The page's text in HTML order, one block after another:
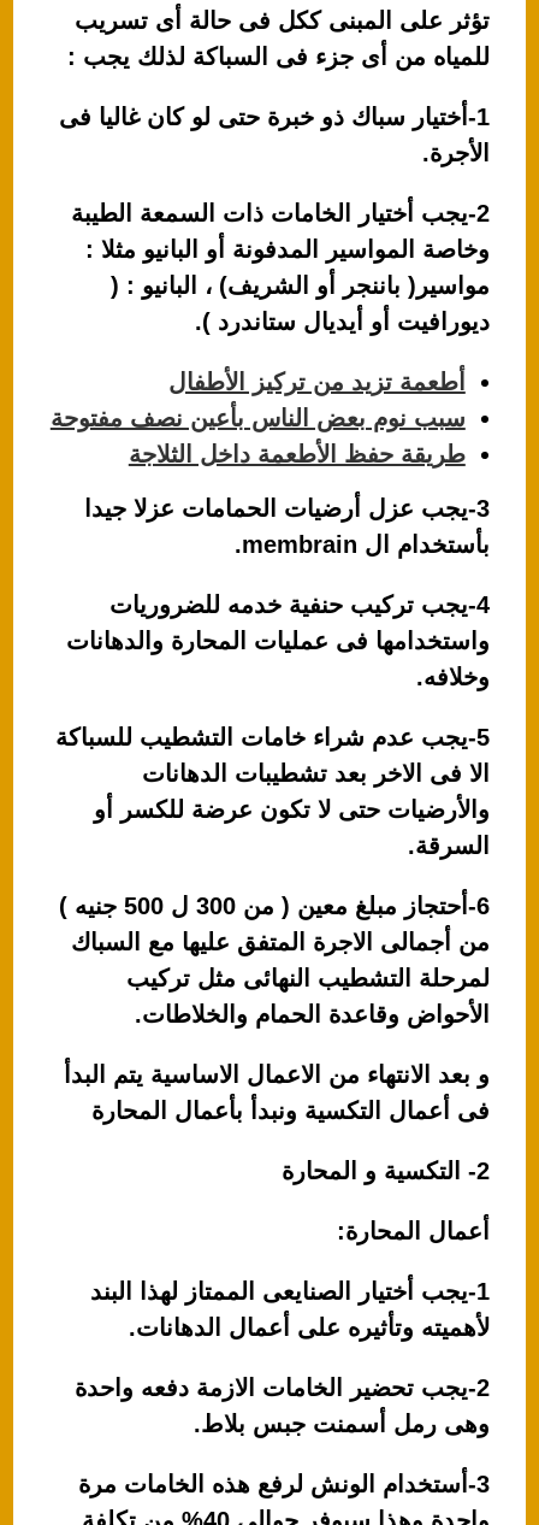
تؤثر على المبنى ككل فى حالة أى تسريب
للمياه من أى جزء فى السباكة لذلك يجب :
1-أختيار سباك ذو خبرة حتى لو كان غاليا فى
الأجرة.
2-يجب أختيار الخامات ذات السمعة الطيبة
وخاصة المواسير المدفونة أو البانيو مثلا :
مواسير( باننجر أو الشريف) ، البانيو : (
ديورافيت أو أيديال ستاندرد ).
أطعمة تزيد من تركيز الأطفال
سبب نوم بعض الناس بأعين نصف مفتوحة
طريقة حفظ الأطعمة داخل الثلاجة
3-يجب عزل أرضيات الحمامات عزلا جيدا
بأستخدام ال membrain.
4-يجب تركيب حنفية خدمه للضروريات
واستخدامها فى عمليات المحارة والدهانات
وخلافه.
5-يجب عدم شراء خامات التشطيب للسباكة
الا فى الاخر بعد تشطيبات الدهانات
والأرضيات حتى لا تكون عرضة للكسر أو
السرقة.
6-أحتجاز مبلغ معين ( من 300 ل 500 جنيه )
من أجمالى الاجرة المتفق عليها مع السباك
لمرحلة التشطيب النهائى مثل تركيب
الأحواض وقاعدة الحمام والخلاطات.
و بعد الانتهاء من الاعمال الاساسية يتم البدأ
فى أعمال التكسية ونبدأ بأعمال المحارة
2- التكسية و المحارة
أعمال المحارة:
1-يجب أختيار الصنايعى الممتاز لهذا البند
لأهميته وتأثيره على أعمال الدهانات.
2-يجب تحضير الخامات الازمة دفعه واحدة
وهى رمل أسمنت جبس بلاط.
3-أستخدام الونش لرفع هذه الخامات مرة